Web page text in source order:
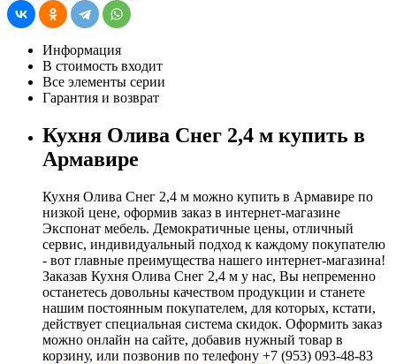
Информация
В стоимость входит
Все элементы серии
Гарантия и возврат
Кухня Олива Снег 2,4 м купить в
Армавире
Кухня Олива Снег 2,4 м можно купить в Армавире по
низкой цене, оформив заказ в интернет-магазине
Экспонат мебель. Демократичные цены, отличный
сервис, индивидуальный подход к каждому покупателю
- вот главные преимущества нашего интернет-магазина!
Заказав Кухня Олива Снег 2,4 м у нас, Вы непременно
останетесь довольны качеством продукции и станете
нашим постоянным покупателем, для которых, кстати,
действует специальная система скидок. Оформить заказ
можно онлайн на сайте, добавив нужный товар в
корзину, или позвонив по телефону +7 (953) 093-48-83